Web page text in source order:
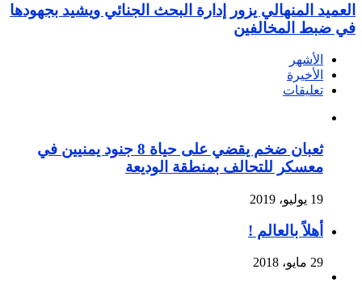
العميد المنهالي يزور إدارة البحث الجنائي ويشيد بجهودها
في ضبط المخالفين
الأشهر
الأخيرة
تعليقات
ثعبان ضخم يقضي على حياة 8 جنود يمنيين في
معسكر للتحالف بمنطقة الوديعة
19 يوليو، 2019
أهلاً بالعالم !
29 مايو، 2018